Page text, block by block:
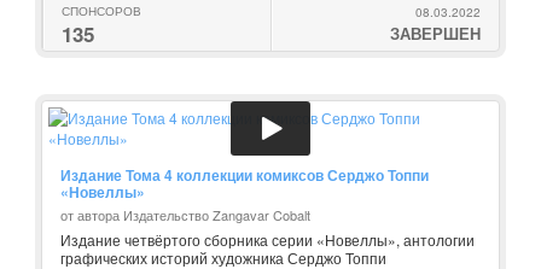
СПОНСОРОВ
135
08.03.2022
ЗАВЕРШЕН
Издание Тома 4 коллекции комиксов Серджо Топпи
«Новеллы»
от автора Издательство Zangavar Cobalt
Издание четвёртого сборника серии «Новеллы», антологии
графических историй художника Серджо Топпи